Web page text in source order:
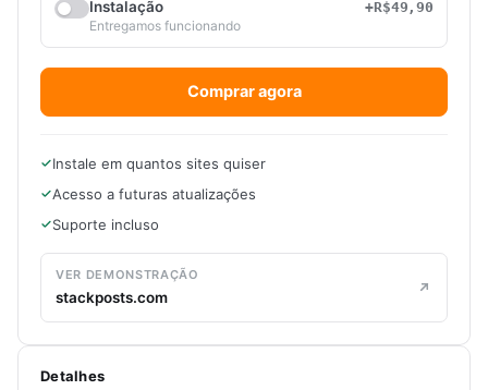
Instalação
+R$49,90
Entregamos funcionando
Comprar agora
Instale em quantos sites quiser
Acesso a futuras atualizações
Suporte incluso
VER DEMONSTRAÇÃO
stackposts.com
Detalhes